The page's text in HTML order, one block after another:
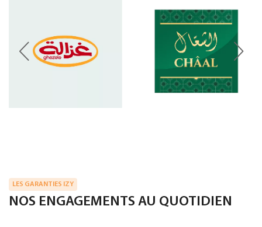
LES GARANTIES IZY
NOS ENGAGEMENTS AU QUOTIDIEN